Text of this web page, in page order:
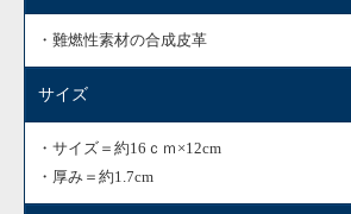
・難燃性素材の合成皮革
サイズ
・サイズ＝約16ｃｍ×12cm
・厚み＝約1.7cm